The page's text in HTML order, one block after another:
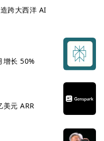
跨大西洋 AI
长 50%
元 ARR